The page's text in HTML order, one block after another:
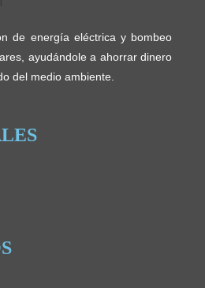
de energía eléctrica y bombeo
ayudándole a ahorrar dinero
del medio ambiente.